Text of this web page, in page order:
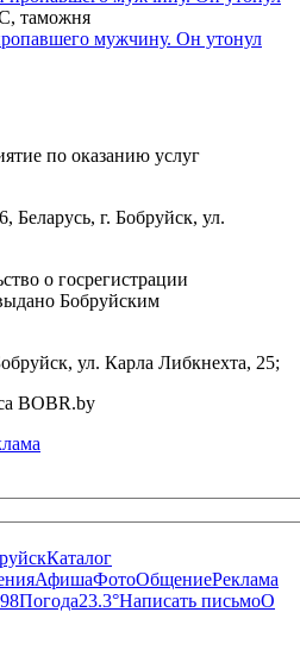
таможня
мужчину. Он утонул
по оказанию услуг
Беларусь, г. Бобруйск, ул.
о госрегистрации
Бобруйским
ул. Карла Либкнехта, 25;
BOBR.by
Каталог
АфишаФотоОбщениеРеклама
Погода23.3°Написать письмоО